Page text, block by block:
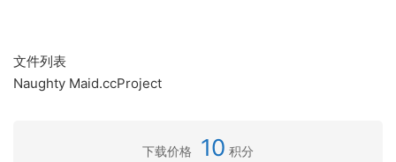
文件列表
Naughty Maid.ccProject
下载价格 10 积分